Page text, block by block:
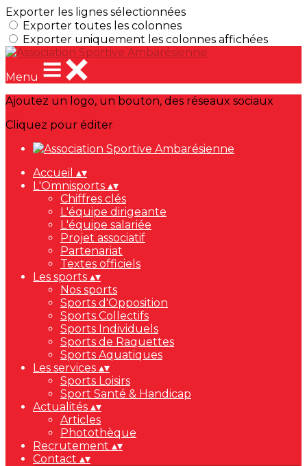
Exporter les lignes sélectionnées
Exporter toutes les colonnes
Exporter uniquement les colonnes affichées
Menu
Ajoutez un logo, un bouton, des réseaux sociaux
Cliquez pour éditer
Accueil ▴▾
L'Omnisports ▴▾
Chiffres clés
L'équipe dirigeante
L'équipe salariée
Projet associatif
Partenariat
Textes officiels
Les sports ▴▾
Nos sports
Sports d'Opposition
Sports Collectifs
Sports Individuels
Sports de Raquettes
Sports Aquatiques
Les services ▴▾
Sports Loisirs
Sport Santé & Handicap
Actualités ▴▾
Articles
Photothèque
Recrutement ▴▾
Contact ▴▾